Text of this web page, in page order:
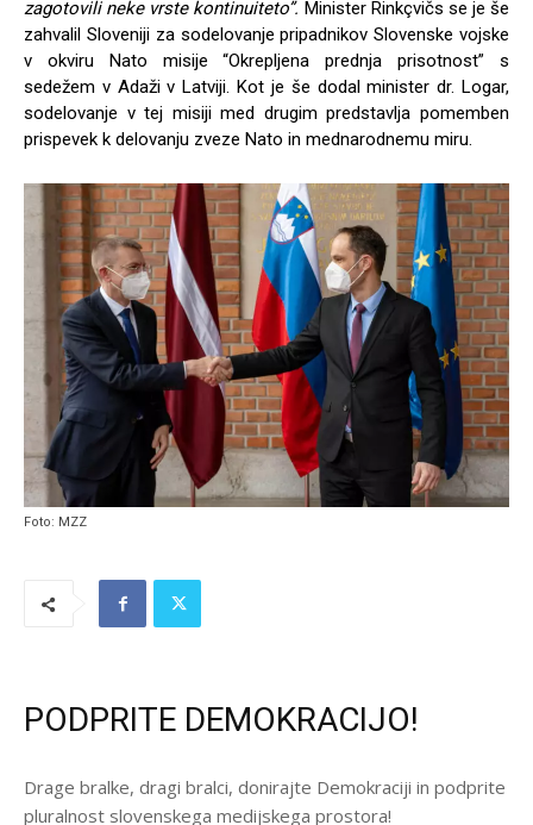
zagotovili neke vrste kontinuiteto”. Minister Rinkçvičs se je še
zahvalil Sloveniji za sodelovanje pripadnikov Slovenske vojske
v okviru Nato misije “Okrepljena prednja prisotnost” s
sedežem v Adaži v Latviji. Kot je še dodal minister dr. Logar,
sodelovanje v tej misiji med drugim predstavlja pomemben
prispevek k delovanju zveze Nato in mednarodnemu miru.
Foto: MZZ
PODPRITE DEMOKRACIJO!
Drage bralke, dragi bralci, donirajte Demokraciji in podprite
pluralnost slovenskega medijskega prostora!